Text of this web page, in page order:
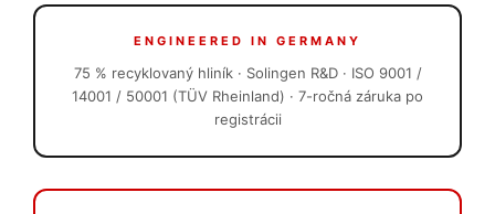
ENGINEERED IN GERMANY
75 % recyklovaný hliník · Solingen R&D · ISO 9001 /
14001 / 50001 (TÜV Rheinland) · 7-ročná záruka po
registrácii